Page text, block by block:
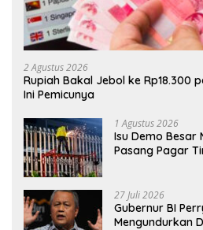
2 Agustus 2026
Rupiah Bakal Jebol ke Rp18.300
Ini Pemicunya
1 Agustus 2026
Isu Demo Besar
Pasang Pagar
27 Juli 2026
Gubernur BI
Mengundurkan